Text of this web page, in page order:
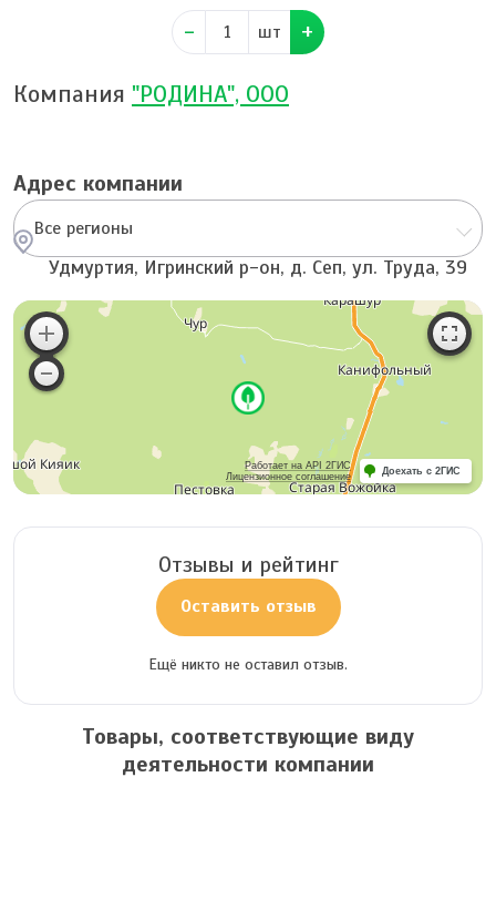
шт
Компания "РОДИНА", ООО
Адрес компании
Все регионы
Удмуртия, Игринский р-он, д. Сеп, ул. Труда, 39
Работает на API 2ГИС
Лицензионное соглашение
Доехать с 2ГИС
Отзывы и рейтинг
Оставить отзыв
Ещё никто не оставил отзыв.
Товары, соответствующие виду
деятельности компании